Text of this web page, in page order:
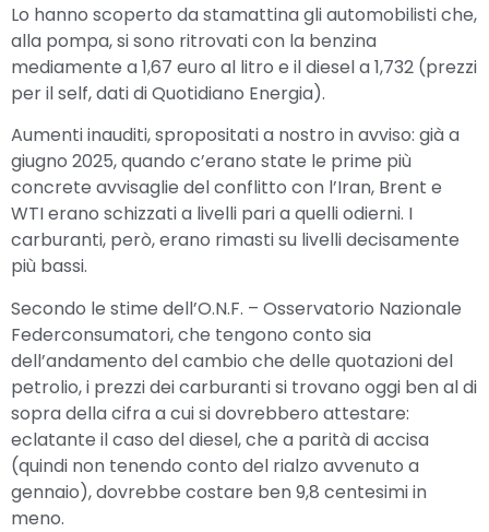
Lo hanno scoperto da stamattina gli automobilisti che,
alla pompa, si sono ritrovati con la benzina
mediamente a 1,67 euro al litro e il diesel a 1,732 (prezzi
per il self, dati di Quotidiano Energia).
Aumenti inauditi, spropositati a nostro in avviso: già a
giugno 2025, quando c’erano state le prime più
concrete avvisaglie del conflitto con l’Iran, Brent e
WTI erano schizzati a livelli pari a quelli odierni. I
carburanti, però, erano rimasti su livelli decisamente
più bassi.
Secondo le stime dell’O.N.F. – Osservatorio Nazionale
Federconsumatori, che tengono conto sia
dell’andamento del cambio che delle quotazioni del
petrolio, i prezzi dei carburanti si trovano oggi ben al di
sopra della cifra a cui si dovrebbero attestare:
eclatante il caso del diesel, che a parità di accisa
(quindi non tenendo conto del rialzo avvenuto a
gennaio), dovrebbe costare ben 9,8 centesimi in
meno.